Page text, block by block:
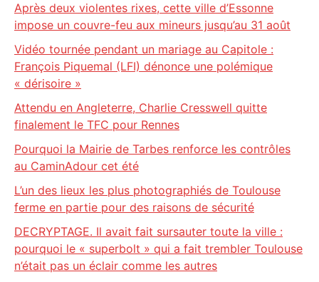
Après deux violentes rixes, cette ville d’Essonne
impose un couvre-feu aux mineurs jusqu’au 31 août
Vidéo tournée pendant un mariage au Capitole :
François Piquemal (LFI) dénonce une polémique
« dérisoire »
Attendu en Angleterre, Charlie Cresswell quitte
finalement le TFC pour Rennes
Pourquoi la Mairie de Tarbes renforce les contrôles
au CaminAdour cet été
L’un des lieux les plus photographiés de Toulouse
ferme en partie pour des raisons de sécurité
DECRYPTAGE. Il avait fait sursauter toute la ville :
pourquoi le « superbolt » qui a fait trembler Toulouse
n’était pas un éclair comme les autres